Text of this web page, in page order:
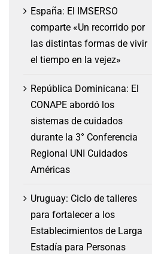
España: El IMSERSO
comparte «Un recorrido por
las distintas formas de vivir
el tiempo en la vejez»
República Dominicana: El
CONAPE abordó los
sistemas de cuidados
durante la 3° Conferencia
Regional UNI Cuidados
Américas
Uruguay: Ciclo de talleres
para fortalecer a los
Establecimientos de Larga
Estadía para Personas